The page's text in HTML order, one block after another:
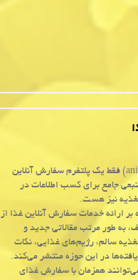
آنی غذا (anighaza.ir) فقط یک پلتفرم سفارش آنلاین
جامع برای کسب اطلاعات در
نیز هست.
ارائه خدمات سفارش آنلاین غذا از
به طور مرتب مقالاتی جدید و
سالم، رژیم‌های غذایی، نکات
در این حوزه منتشر می‌کند.
می‌توانند همزمان با سفارش غذای